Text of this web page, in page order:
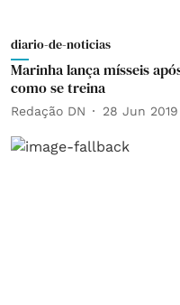
diario-de-noticias
Marinha lança mísseis
como se treina
Redação DN 28 Jun 2019